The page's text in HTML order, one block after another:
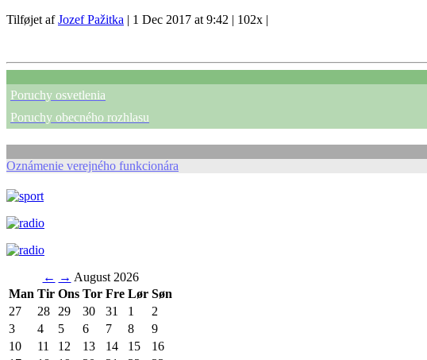
Tilføjet afJozef Pažitka | 1 Dec 2017 at 9:42 | 102x |
Poruchy osvetlenia
Poruchy obecného rozhlasu
Oznámenie verejného funkcionára
← → August 2026
Man Tir Ons Tor Fre Lør Søn
27
28 29 30 31 1
2
3
4 5 6 7 8
9
10
11 12 13 14 15
16